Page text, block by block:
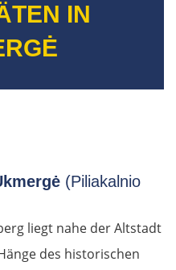
IN
(Piliakalnio
liegt nahe der Altstadt
des historischen